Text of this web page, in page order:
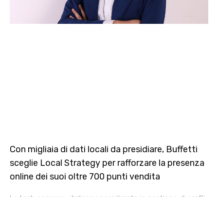
Con migliaia di dati locali da presidiare, Buffetti
sceglie Local Strategy per rafforzare la presenza
online dei suoi oltre 700 punti vendita